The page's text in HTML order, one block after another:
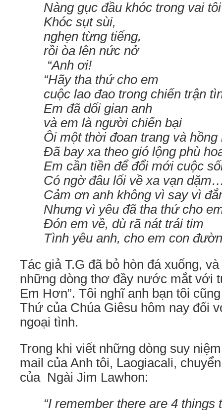
Nàng gục đầu khóc trong vai tôi
Khóc sụt sùi,
nghẹn từng tiếng,
rồi òa lên nức nở
“Anh ơi!
“Hãy tha thứ cho em
cuộc lao đao trong chiến trận
Em đã dối gian anh
và em là người chiến bại
Ôi một thời đoan trang và hồng
Đã bay xa theo gió lộng phù
Em cần tiền để đổi mới cuộc
Có ngờ đâu lối về xa vạn
Cảm ơn anh không vì say vì
Nhưng vì yêu đã tha thứ cho
Đón em về, dù rã nát trái tim
Tình yêu anh, cho em con
Tác giả T.G đã bỏ hòn đá xuống,
những dòng thơ đầy nước mắt với
Em Hơn”. Tôi nghĩ anh bạn tôi
Thứ của Chúa Giêsu hôm nay đối
ngoại tình.
Trong khi viết những dòng suy
mail của Anh tôi, Laogiacali,
của Ngài Jim Lawhon:
“I remember there are 4 things